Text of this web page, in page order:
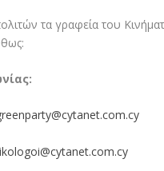
τα γραφεία του